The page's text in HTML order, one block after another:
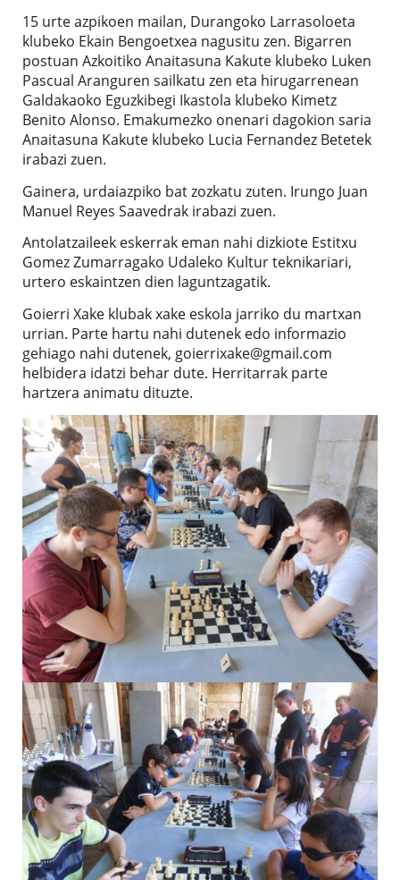
15 urte azpikoen mailan, Durangoko Larrasoloeta
klubeko Ekain Bengoetxea nagusitu zen. Bigarren
postuan Azkoitiko Anaitasuna Kakute klubeko Luken
Pascual Aranguren sailkatu zen eta hirugarrenean
Galdakaoko Eguzkibegi Ikastola klubeko Kimetz
Benito Alonso. Emakumezko onenari dagokion saria
Anaitasuna Kakute klubeko Lucia Fernandez Betetek
irabazi zuen.
Gainera, urdaiazpiko bat zozkatu zuten. Irungo Juan
Manuel Reyes Saavedrak irabazi zuen.
Antolatzaileek eskerrak eman nahi dizkiote Estitxu
Gomez Zumarragako Udaleko Kultur teknikariari,
urtero eskaintzen dien laguntzagatik.
Goierri Xake klubak xake eskola jarriko du martxan
urrian. Parte hartu nahi dutenek edo informazio
gehiago nahi dutenek, goierrixake@gmail.com
helbidera idatzi behar dute. Herritarrak parte
hartzera animatu dituzte.